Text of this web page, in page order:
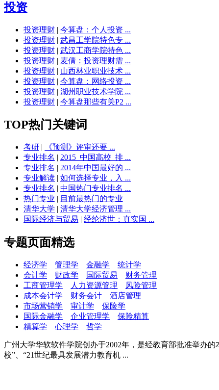
投资
投资理财 | 今算盘：个人投资 ...
投资理财 | 武昌工学院特色专 ...
投资理财 | 武汉工商学院特色 ...
投资理财 | 麦倩：投资理财需 ...
投资理财 | 山西林业职业技术 ...
投资理财 | 今算盘：网络投资 ...
投资理财 | 湖州职业技术学院 ...
投资理财 | 今算盘那些有关P2 ...
TOP热门关键词
考研 |
《预测》评审还要 ...
专业排名 | 2015_中国高校_排 ...
专业排名 | 2014年中国最好的 ...
专业解读 | 如何选择专业，入 ...
专业排名 | 中国热门专业排名 ...
热门专业 | 目前最热门的专业
清华大学 | 清华大学经济管理 ...
国际经济与贸易 | 经纶济世：真实国 ...
专题页面精选
经济学 管理学 金融学
统计学
会计学
财政学 国际贸易
财务管理
工商管理学
人力资源管理
风险管理
成本会计学
财务会计
酒店管理
市场营销学
审计学
保险学
国际金融学
企业管理学
保险精算
精算学
心理学 哲学
广州大学华软软件学院创办于2002年，是经教育部批准举办
校”、“21世纪最具发展潜力教育机 ...